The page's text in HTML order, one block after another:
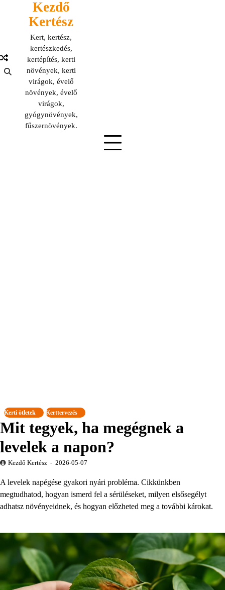
Kezdő
Kertész
Kert, kertész,
kertészkedés,
kertépítés, kerti
növények, kerti
virágok, évelő
növények, évelő
virágok,
gyógynövények,
fűszernövények.
Kerti ötletek Kerttervezés
Mit tegyek, ha megégnek a
levelek a napon?
Kezdő Kertész 2026-05-07
A levelek napégése gyakori nyári probléma. Cikkünkben
megtudhatod, hogyan ismerd fel a sérüléseket, milyen elsősegélyt
adhatsz növényeidnek, és hogyan előzheted meg a további károkat.